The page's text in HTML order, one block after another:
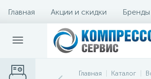
Главная Акции и скидки Бренды
Главная Каталог